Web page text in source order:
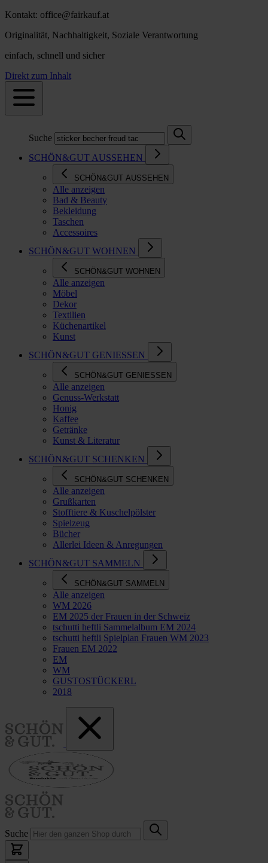
Kontakt: office@fairkauf.at
Originalität, Nachhaltigkeit, Soziale Verantwortung
einfach, schnell und sicher
Direkt zum Inhalt
Suche
SCHÖN&GUT AUSSEHEN
SCHÖN&GUT AUSSEHEN
Alle anzeigen
Bad & Beauty
Bekleidung
Taschen
Accessoires
SCHÖN&GUT WOHNEN
SCHÖN&GUT WOHNEN
Alle anzeigen
Möbel
Dekor
Textilien
Küchenartikel
Kunst
SCHÖN&GUT GENIESSEN
SCHÖN&GUT GENIESSEN
Alle anzeigen
Genuss-Werkstatt
Honig
Kaffee
Getränke
Kunst & Literatur
SCHÖN&GUT SCHENKEN
SCHÖN&GUT SCHENKEN
Alle anzeigen
Grußkarten
Stofftiere & Kuschelpölster
Spielzeug
Bücher
Allerlei Ideen & Anregungen
SCHÖN&GUT SAMMELN
SCHÖN&GUT SAMMELN
Alle anzeigen
WM 2026
EM 2025 der Frauen in der Schweiz
tschutti heftli Sammelalbum EM 2024
tschutti heftli Spielplan Frauen WM 2023
Frauen EM 2022
EM
WM
GUSTOSTÜCKERL
2018
Suche